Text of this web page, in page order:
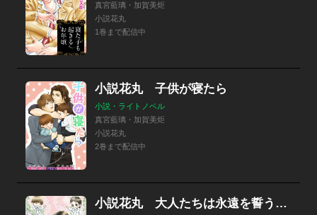
真宮藍璃・加賀美炬
小説花丸
1巻まで配信中
小説花丸 子供が寝たら
小説・ライトノベル
真宮藍璃・加賀美炬
小説花丸
2巻まで配信中
小説花丸 大人たちは永遠を誓う～続・子供が寝たら～